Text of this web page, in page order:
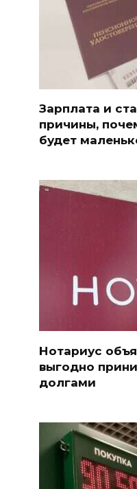
Зарплата и
причины,
будет
Нотариус
выгодно
долгами